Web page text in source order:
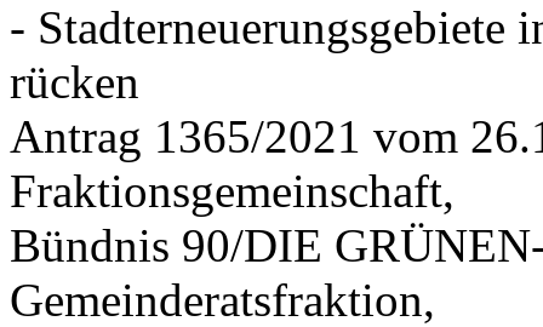
- Stadterneuerungsgebiete
rücken
Antrag 1365/2021 vom
Fraktionsgemeinschaft,
Bündnis 90/DIE
Gemeinderatsfraktion,